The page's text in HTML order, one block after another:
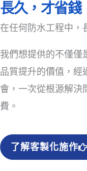
長久，才省錢
在任何防水工程中，
我們想提供的不僅僅
品質提升的價值，經
會，一次從根源解決
費。
了解客製化施作